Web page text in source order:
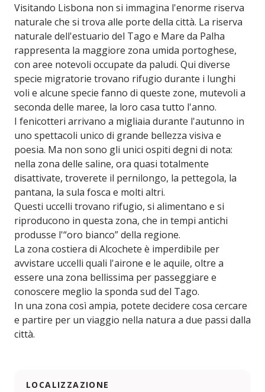
Visitando Lisbona non si immagina l'enorme riserva
naturale che si trova alle porte della città. La riserva
naturale dell'estuario del Tago e Mare da Palha
rappresenta la maggiore zona umida portoghese,
con aree notevoli occupate da paludi. Qui diverse
specie migratorie trovano rifugio durante i lunghi
voli e alcune specie fanno di queste zone, mutevoli a
seconda delle maree, la loro casa tutto l'anno.
I fenicotteri arrivano a migliaia durante l'autunno in
uno spettacoli unico di grande bellezza visiva e
poesia. Ma non sono gli unici ospiti degni di nota:
nella zona delle saline, ora quasi totalmente
disattivate, troverete il pernilongo, la pettegola, la
pantana, la sula fosca e molti altri.
Questi uccelli trovano rifugio, si alimentano e si
riproducono in questa zona, che in tempi antichi
produsse l'“oro bianco” della regione.
La zona costiera di Alcochete è imperdibile per
avvistare uccelli quali l'airone e le aquile, oltre a
essere una zona bellissima per passeggiare e
conoscere meglio la sponda sud del Tago.
In una zona così ampia, potete decidere cosa cercare
e partire per un viaggio nella natura a due passi dalla
città.
LOCALIZZAZIONE